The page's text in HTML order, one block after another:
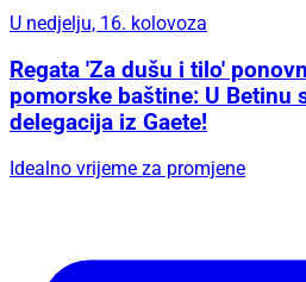
U nedjelju, 16. kolovoza
Regata 'Za dušu i tilo'
pomorske baštine: U Betinu
delegacija iz Gaete!
Idealno vrijeme za promjene